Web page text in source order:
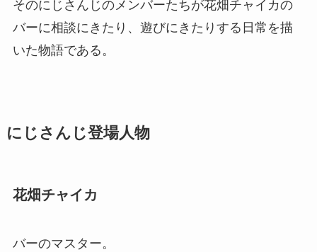
そのにじさんじのメンバーたちが花畑チャイカの
バーに相談にきたり、遊びにきたりする日常を描
いた物語である。
にじさんじ登場人物
花畑チャイカ
バーのマスター。